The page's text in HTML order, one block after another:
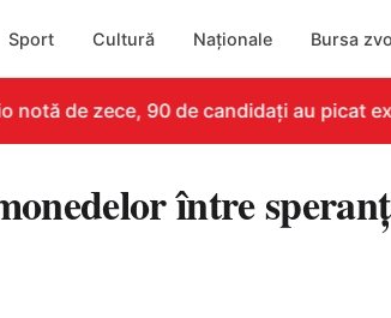
Sport Cultură Naționale Bursa
de zece, 90 de candidați au picat
între